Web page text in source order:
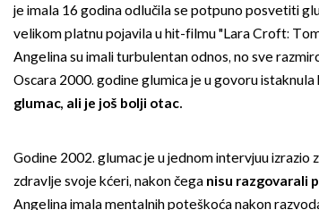
je imala 16 godina odlučila se potpuno posvetiti
velikom platnu pojavila u hit-filmu "Lara Croft:
Angelina su imali turbulentan odnos, no sve
Oscara 2000. godine glumica je u govoru
glumac, ali je još bolji otac.
Godine 2002. glumac je u jednom intervjuu izrazio
zdravlje svoje kćeri, nakon čega nisu razgovarali
Angelina imala mentalnih poteškoća nakon